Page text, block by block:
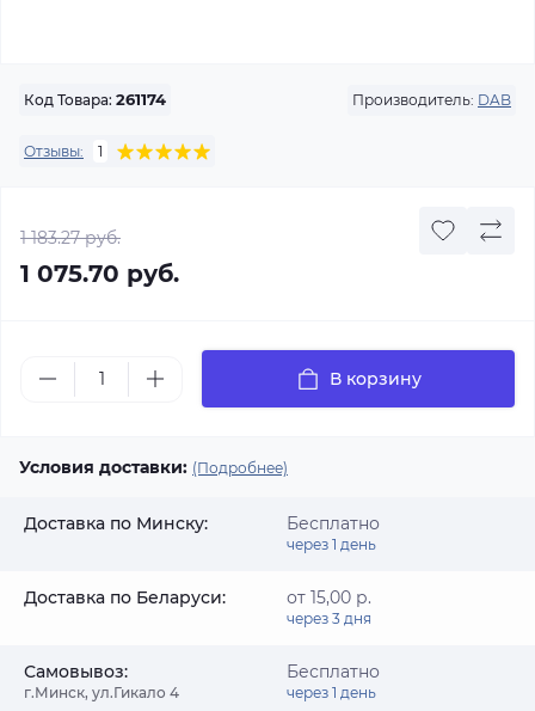
Код Товара: 261174 Производитель: DAB
Отзывы: 1
1 183.27 руб.
1 075.70 руб.
В корзину
Условия доставки: (Подробнее)
Доставка по Минску: Бесплатно
через 1 день
Доставка по Беларуси: от 15,00 р.
через 3 дня
Самовывоз:
г.Минск, ул.Гикало 4
Бесплатно
через 1 день